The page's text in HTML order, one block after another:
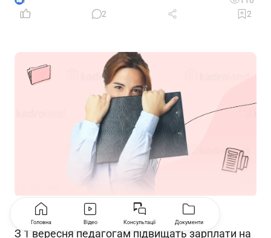
2
2
Освітяни 07.08.2026
З 1 вересня педагогам підвищать зарплати на
Головна Відео Консультації Документи